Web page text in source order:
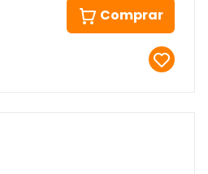
Comprar